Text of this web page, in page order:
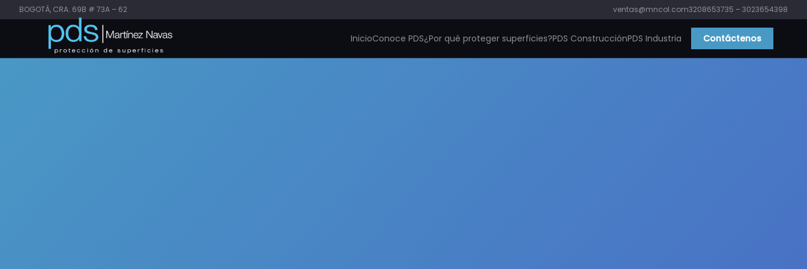
BOGOTÁ, CRA. 69B # 73A – 62 ventas@mncol.com3208653735 – 3023654398
InicioConoce PDS¿Por qué proteger superficies?PDS ConstrucciónPDS Industria Contáctenos